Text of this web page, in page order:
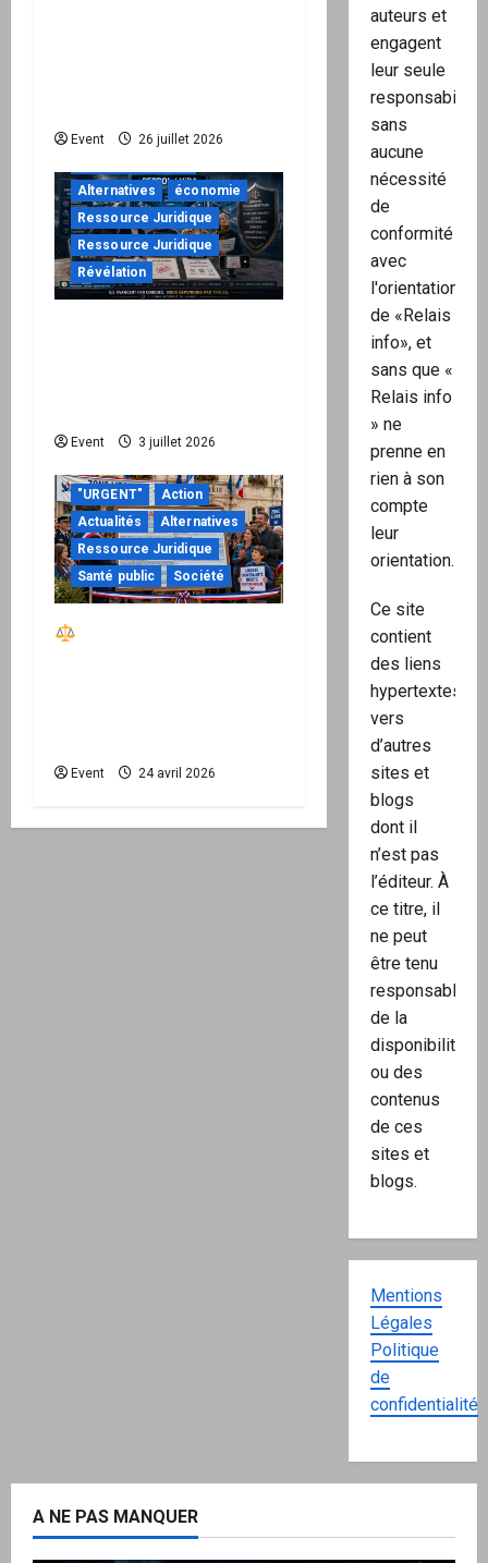
Event 26 juillet 2026
"URGENT"
Alternatives
économie
Ressource Juridique
Ressource Juridique
Révélation
Event 3 juillet 2026
"URGENT"
Action
Actualités
Alternatives
Ressource Juridique
Santé public
Société
Event 24 avril 2026
auteurs et
engagent
leur seule
responsabilité,
sans
aucune
nécessité
de
conformité
avec
l'orientation
de «Relais
info», et
sans que «
Relais info
» ne
prenne en
rien à son
compte
leur
orientation.
Ce site
contient
des liens
hypertextes
vers
d’autres
sites et
blogs
dont il
n’est pas
l’éditeur. À
ce titre, il
ne peut
être tenu
responsable
de la
disponibilité
ou des
contenus
de ces
sites et
blogs.
Mentions
Légales
Politique
de
confidentialité
A NE PAS MANQUER